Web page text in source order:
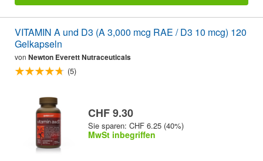
VITAMIN A und D3 (A 3,000 mcg RAE / D3 10 mcg) 120
Gelkapseln
von Newton Everett Nutraceuticals
(5)
CHF 9.30
Sie sparen: CHF 6.25 (40%)
MwSt inbegriffen